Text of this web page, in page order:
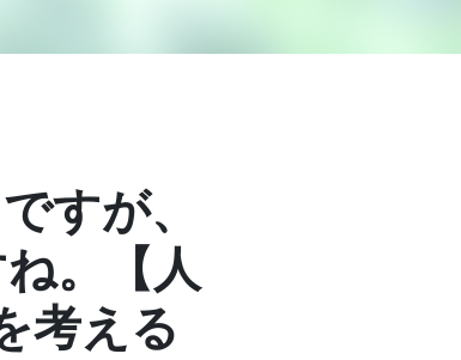
すが、
。【人
考える